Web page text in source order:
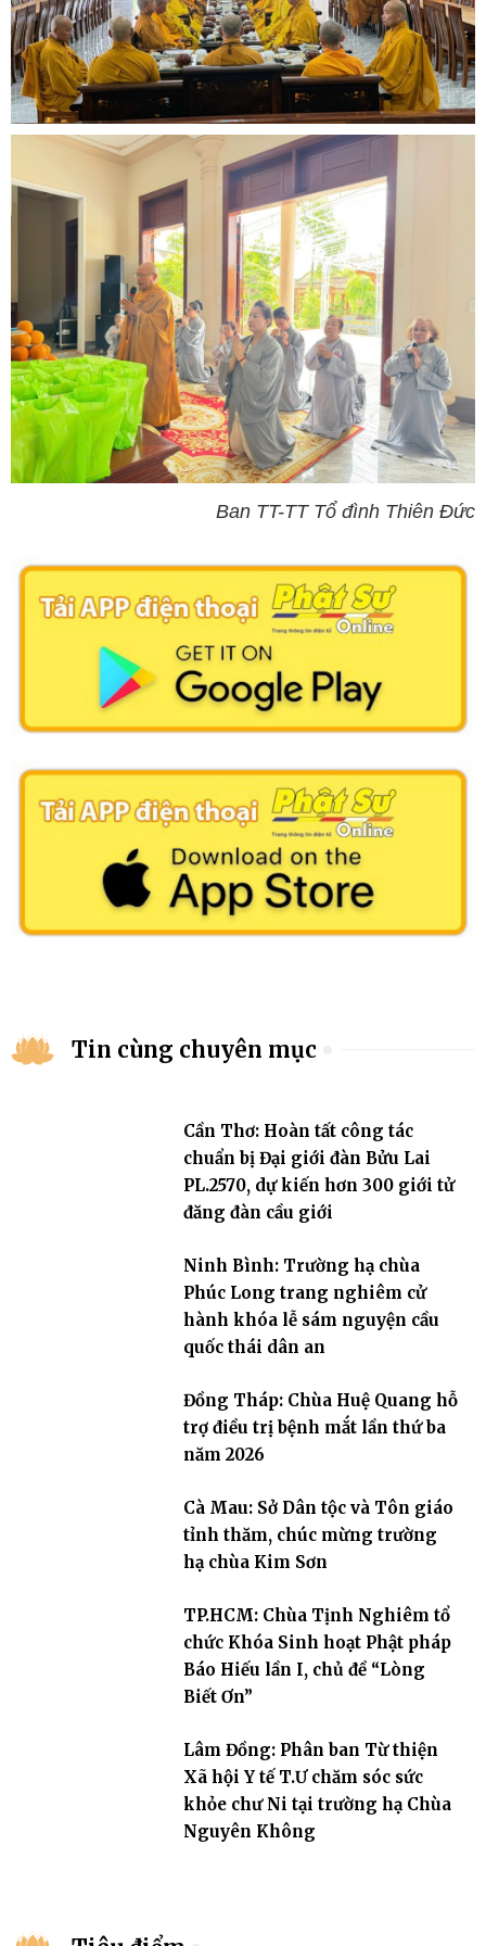
Ban TT-TT Tổ đình Thiên Đức
Tin cùng chuyên mục
Cần Thơ: Hoàn tất công tác
chuẩn bị Đại giới đàn Bửu Lai
PL.2570, dự kiến hơn 300 giới tử
đăng đàn cầu giới
Ninh Bình: Trường hạ chùa
Phúc Long trang nghiêm cử
hành khóa lễ sám nguyện cầu
quốc thái dân an
Đồng Tháp: Chùa Huệ Quang hỗ
trợ điều trị bệnh mắt lần thứ ba
năm 2026
Cà Mau: Sở Dân tộc và Tôn giáo
tỉnh thăm, chúc mừng trường
hạ chùa Kim Sơn
TP.HCM: Chùa Tịnh Nghiêm tổ
chức Khóa Sinh hoạt Phật pháp
Báo Hiếu lần I, chủ đề “Lòng
Biết Ơn”
Lâm Đồng: Phân ban Từ thiện
Xã hội Y tế T.Ư chăm sóc sức
khỏe chư Ni tại trường hạ Chùa
Nguyên Không